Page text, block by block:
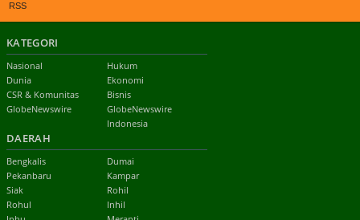
RSS
KATEGORI
Nasional
Hukum
Dunia
Ekonomi
CSR & Komunitas
Bisnis
GlobeNewswire
GlobeNewswire
Indonesia
DAERAH
Bengkalis
Dumai
Pekanbaru
Kampar
Siak
Rohil
Rohul
Inhil